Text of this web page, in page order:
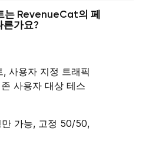
RevenueCat의 페
른가요?
사용자 지정 트래픽
사용자 대상 테스
가능, 고정 50/50,